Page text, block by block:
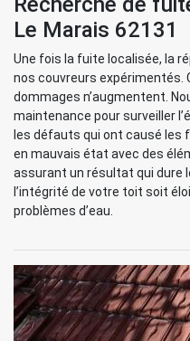
Le Marais 62131
Une fois la fuite localisée, la
nos couvreurs expérimentés.
dommages n’augmentent.
maintenance pour surveiller
les défauts qui ont causé les
en mauvais état avec des
assurant un résultat qui dure
l’intégrité de votre toit soit
problèmes d’eau.